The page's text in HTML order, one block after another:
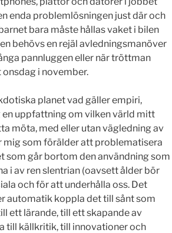
enda problemlösningen just där och
bara måste hållas vaket i bilen
behövs en rejäl avledningsmanöver
pannluggen eller när tröttman
i november.
planet vad gäller empiri,
uppfattning om vilken värld mitt
möta, med eller utan vägledning av
mig som förälder att problematisera
som går bortom den användning som
i av ren slentrian (oavsett ålder bör
och för att underhålla oss. Det
automatik koppla det till sånt som
ett lärande, till ett skapande av
till källkritik, till innovationer och